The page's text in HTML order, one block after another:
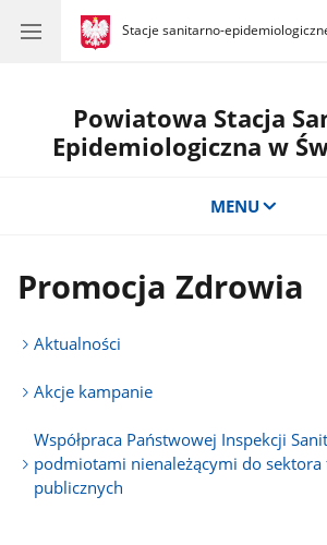
gov.pl
Stacje sanitarno-
gov.pl
Stacje
Powiatowa Stacja
Epidemiologiczna w
MENU
Promocja Zdrowia
Aktualności
Akcje kampanie
Współpraca Państwowej Inspekcji
podmiotami nienależącymi do
publicznych